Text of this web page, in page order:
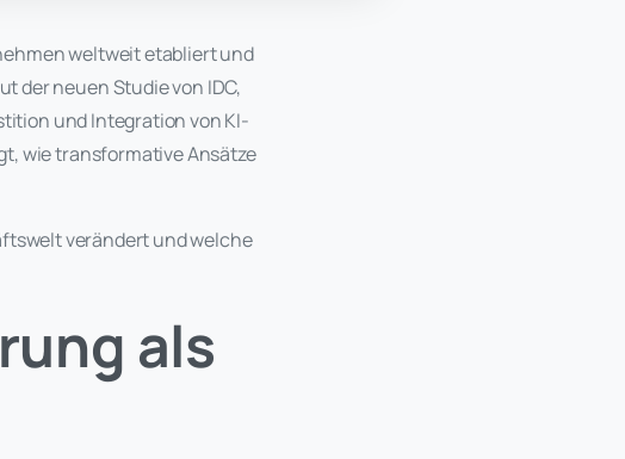
weltweit etabliert und
der neuen Studie von IDC,
und Integration von KI-
wie transformative Ansätze
verändert und welche
als